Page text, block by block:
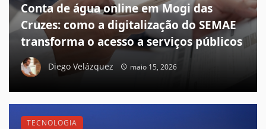
Conta de água online em Mogi das
Cruzes: como a digitalização do SEMAE
transforma o acesso a serviços públicos
Diego Velázquez maio 15, 2026
TECNOLOGIA